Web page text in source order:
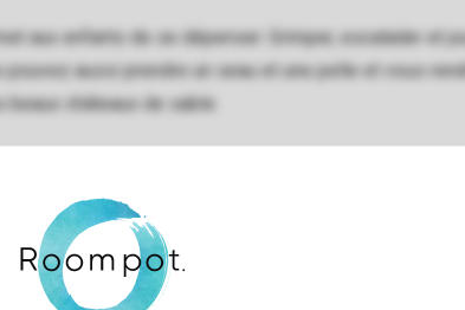
aux enfants de se dépenser. Grimper, escalader et
pouvez aussi prendre un seau et une pelle et vous
beaux châteaux de sable.